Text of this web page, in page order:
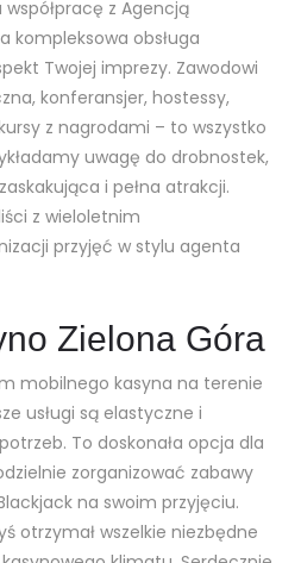
z Agencją
kompleksowa obsługa
Twojej imprezy. Zawodowi
konferansjer, hostessy,
z nagrodami – to wszystko
uwagę do drobnostek,
i pełna atrakcji.
z wieloletnim
przyjęć w stylu agenta
Zielona Góra
mobilnego kasyna na terenie
usługi są elastyczne i
To doskonała opcja dla
zorganizować zabawy
na swoim przyjęciu.
otrzymał wszelkie niezbędne